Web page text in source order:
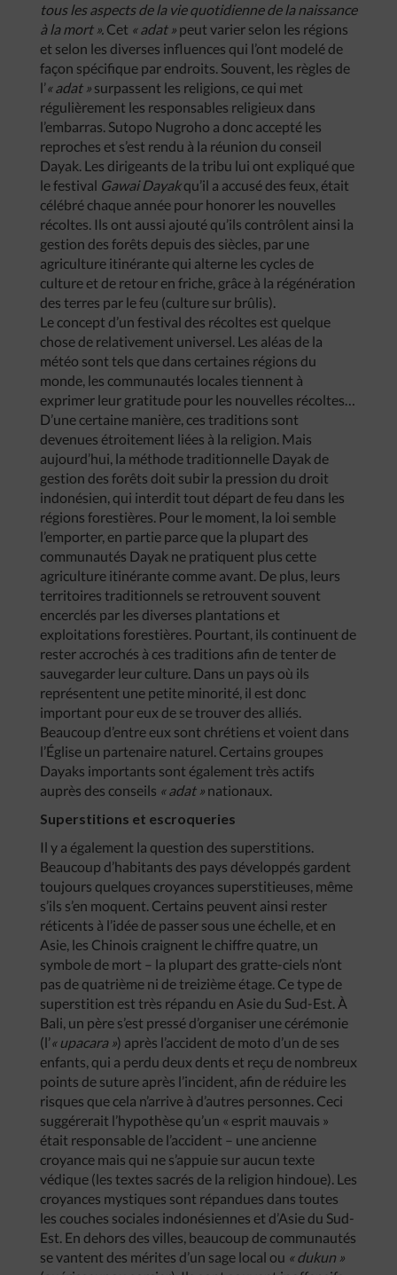
tous les aspects de la vie quotidienne de la naissance
à la mort ». Cet « adat » peut varier selon les régions
et selon les diverses influences qui l’ont modelé de
façon spécifique par endroits. Souvent, les règles de
l’« adat » surpassent les religions, ce qui met
régulièrement les responsables religieux dans
l’embarras. Sutopo Nugroho a donc accepté les
reproches et s’est rendu à la réunion du conseil
Dayak. Les dirigeants de la tribu lui ont expliqué que
le festival Gawai Dayakqu’il a accusé des feux, était
célébré chaque année pour honorer les nouvelles
récoltes. Ils ont aussi ajouté qu’ils contrôlent ainsi la
gestion des forêts depuis des siècles, par une
agriculture itinérante qui alterne les cycles de
culture et de retour en friche, grâce à la régénération
des terres par le feu (culture sur brûlis).
Le concept d’un festival des récoltes est quelque
chose de relativement universel. Les aléas de la
météo sont tels que dans certaines régions du
monde, les communautés locales tiennent à
exprimer leur gratitude pour les nouvelles récoltes…
D’une certaine manière, ces traditions sont
devenues étroitement liées à la religion. Mais
aujourd’hui, la méthode traditionnelle Dayak de
gestion des forêts doit subir la pression du droit
indonésien, qui interdit tout départ de feu dans les
régions forestières. Pour le moment, la loi semble
l’emporter, en partie parce que la plupart des
communautés Dayak ne pratiquent plus cette
agriculture itinérante comme avant. De plus, leurs
territoires traditionnels se retrouvent souvent
encerclés par les diverses plantations et
exploitations forestières. Pourtant, ils continuent de
rester accrochés à ces traditions afin de tenter de
sauvegarder leur culture. Dans un pays où ils
représentent une petite minorité, il est donc
important pour eux de se trouver des alliés.
Beaucoup d’entre eux sont chrétiens et voient dans
l’Église un partenaire naturel. Certains groupes
Dayaks importants sont également très actifs
auprès des conseils « adat » nationaux.
Superstitions et escroqueries
Il y a également la question des superstitions.
Beaucoup d’habitants des pays développés gardent
toujours quelques croyances superstitieuses, même
s’ils s’en moquent. Certains peuvent ainsi rester
réticents à l’idée de passer sous une échelle, et en
Asie, les Chinois craignent le chiffre quatre, un
symbole de mort – la plupart des gratte-ciels n’ont
pas de quatrième ni de treizième étage. Ce type de
superstition est très répandu en Asie du Sud-Est. À
Bali, un père s’est pressé d’organiser une cérémonie
(l’« upacara ») après l’accident de moto d’un de ses
enfants, qui a perdu deux dents et reçu de nombreux
points de suture après l’incident, afin de réduire les
risques que cela n’arrive à d’autres personnes. Ceci
suggérerait l’hypothèse qu’un « esprit mauvais »
était responsable de l’accident – une ancienne
croyance mais qui ne s’appuie sur aucun texte
védique (les textes sacrés de la religion hindoue). Les
croyances mystiques sont répandues dans toutes
les couches sociales indonésiennes et d’Asie du Sud-
Est. En dehors des villes, beaucoup de communautés
se vantent des mérites d’un sage local ou « dukun »